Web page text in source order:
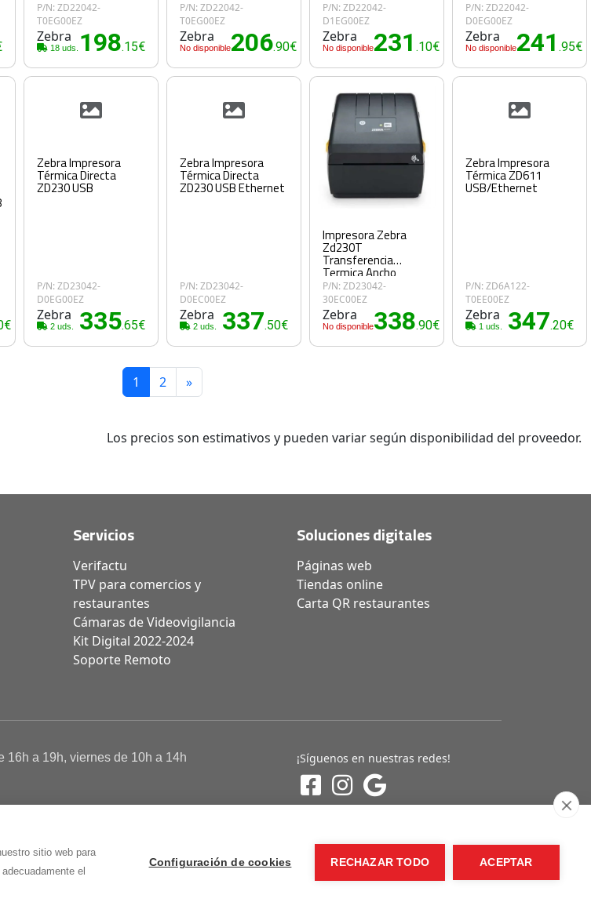
sitio web para
el
Configuración de cookies RECHAZAR TODO ACEPTAR
P/N: ZD22042-
T0EG00EZ
Zebra
18 uds. 198.15€
P/N: ZD22042-
T0EG00EZ
Zebra
No disponible206.90€
P/N: ZD22042-
D1EG00EZ
Zebra
No disponible231.10€
P/N: ZD22042-
D0EG00EZ
Zebra
No disponible241.95€
Zebra Impresora
Térmica Directa
ZD230 USB
P/N: ZD23042-
D0EG00EZ
Zebra
2 uds. 335.65€
Zebra Impresora
Térmica Directa
ZD230 USB Ethernet
P/N: ZD23042-
D0EC00EZ
Zebra
2 uds. 337.50€
Impresora Zebra
Zd230T
Transferencia
Termica Ancho
Impresion 104Mm
USB Ethernet
P/N: ZD23042-
30EC00EZ
Zebra
No disponible338.90€
Zebra Impresora
Térmica ZD611
USB/Ethernet
P/N: ZD6A122-
T0EE00EZ
Zebra
1 uds. 347.20€
1 2 »
Los precios son estimativos y pueden variar según disponibilidad del proveedor.
Servicios
Verifactu
TPV para comercios y
restaurantes
Cámaras de Videovigilancia
Kit Digital 2022-2024
Soporte Remoto
Soluciones digitales
Páginas web
Tiendas online
Carta QR restaurantes
16h a 19h, viernes de 10h a 14h ¡Síguenos en nuestras redes!